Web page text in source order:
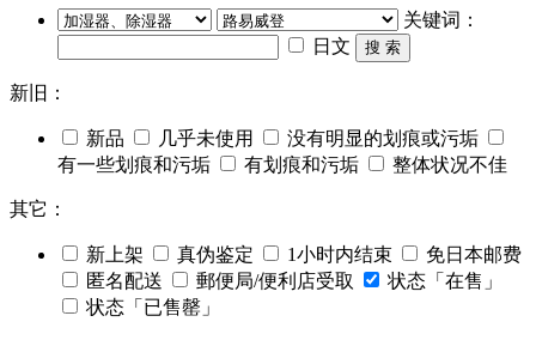
关键词：
日文
搜 索
新旧：
新品 几乎未使用
没有明显的划痕或污垢
有一些划痕和污垢
有划痕和污垢 整体状况不佳
其它：
新上架 真伪鉴定 1小时内结束
免日本邮费
匿名配送
郵便局/便利店受取
状态「在售」
状态「已售罄」